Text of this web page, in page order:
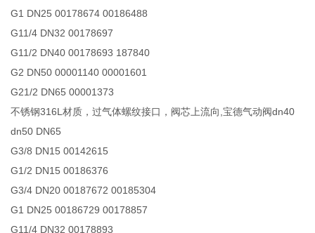
G1 DN25 00178674 00186488
G11/4 DN32 00178697
G11/2 DN40 00178693 187840
G2 DN50 00001140 00001601
G21/2 DN65 00001373
不锈钢316L材质，过气体螺纹接口，阀芯上流向,宝德气动阀dn40
dn50 DN65
G3/8 DN15 00142615
G1/2 DN15 00186376
G3/4 DN20 00187672 00185304
G1 DN25 00186729 00178857
G11/4 DN32 00178893